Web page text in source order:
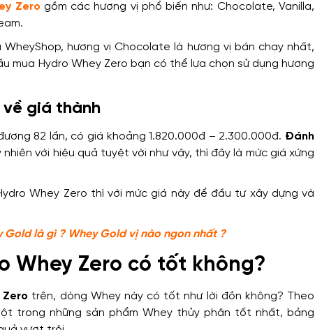
Zero gồm các hương vị phổ biến như: Chocolate, Vanilla,
WheyShop, hương vị Chocolate là hương vị bán chạy nhất,
mua Hydro Whey Zero bạn có thể lựa chọn sử dụng hương
về giá thành
82 lần, có giá khoảng 1.820.000đ – 2.300.000đ. Đánh
với hiệu quả tuyệt vời như vậy, thì đây là mức giá xứng
Whey Zero thì với mức giá này để đầu tư xây dựng và
Gold là gì ? Whey Gold vị nào ngon nhất ?
Whey Zero có tốt không?
trên, dòng Whey này có tốt như lời đồn không? Theo
trong những sản phẩm Whey thủy phân tốt nhất, bảng